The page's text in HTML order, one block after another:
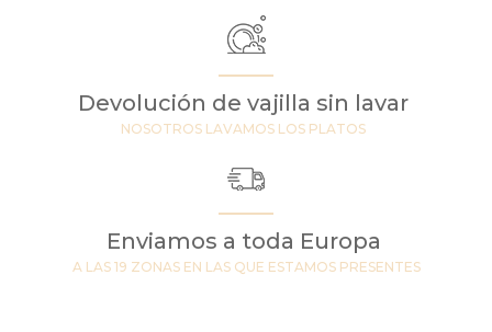
Devolución de vajilla sin lavar
NOSOTROS LAVAMOS LOS PLATOS
Enviamos a toda Europa
A LAS 19 ZONAS EN LAS QUE ESTAMOS PRESENTES